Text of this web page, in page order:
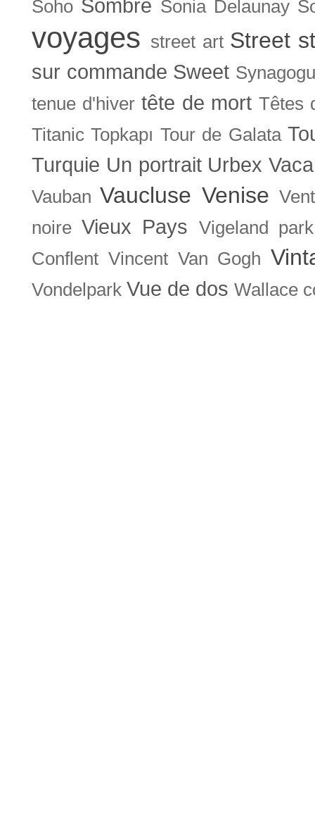
Soho Sombre Sonia Delaunay
voyages street art Street
sur commande Sweet
tenue d'hiver tête de mort Têtes
Titanic Topkapı Tour de Galata
Turquie Un portrait Urbex
Vauban Vaucluse Venise
noire Vieux Pays
Vigeland park
Conflent Vincent Van Gogh
Vondelpark Vue de dos Wallace